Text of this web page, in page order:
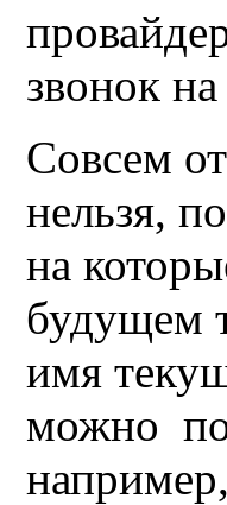
звонок
Совсем
нельзя,
на
будущем
имя
можно
например,